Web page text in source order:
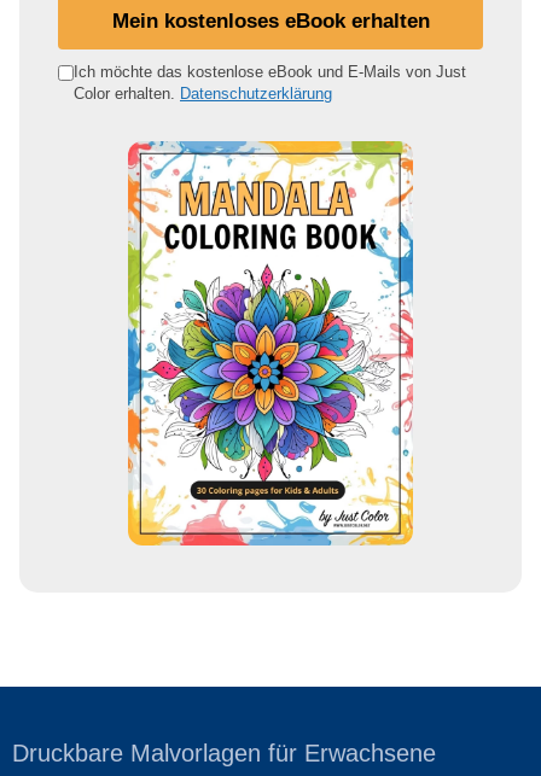
e
Mein kostenloses eBook erhalten
Ich möchte das kostenlose eBook und E-Mails von Just
Color erhalten. Datenschutzerklärung
Druckbare Malvorlagen für Erwachsene